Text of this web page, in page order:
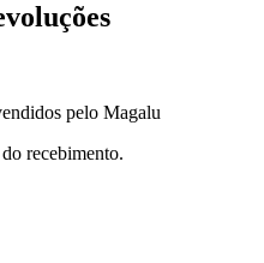
pelo Magalu
recebimento.